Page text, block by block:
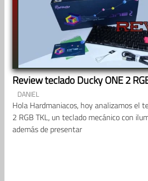
Review teclado Ducky ONE 2
DANIEL
Hola Hardmaniacos, hoy analizamos el
2 RGB TKL, un teclado mecánico con
además de presentar